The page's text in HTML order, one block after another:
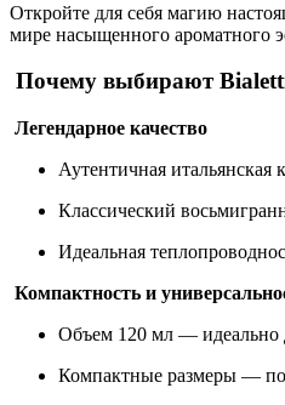
Откройте для себя магию
мире насыщенного ароматного
Почему выбирают
Легендарное качество
Аутентичная
Классический
Идеальная
Компактность и
Объем 120 мл — идеально
Компактные размеры —